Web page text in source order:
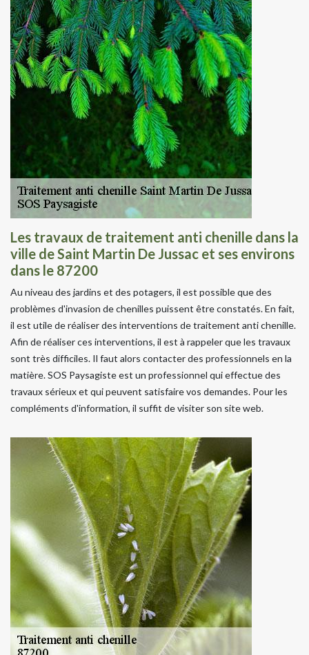
Les travaux de traitement anti chenille dans la
ville de Saint Martin De Jussac et ses environs
dans le 87200
Au niveau des jardins et des potagers, il est possible que des
problèmes d'invasion de chenilles puissent être constatés. En fait,
il est utile de réaliser des interventions de traitement anti chenille.
Afin de réaliser ces interventions, il est à rappeler que les travaux
sont très difficiles. Il faut alors contacter des professionnels en la
matière. SOS Paysagiste est un professionnel qui effectue des
travaux sérieux et qui peuvent satisfaire vos demandes. Pour les
compléments d'information, il suffit de visiter son site web.